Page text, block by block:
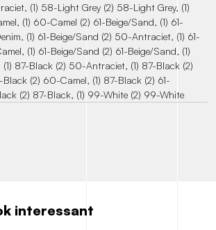
(1) 58-Light Grey (2) 58-Light Grey, (1)
(1) 60-Camel (2) 61-Beige/Sand, (1) 61-
(1) 61-Beige/Sand (2) 50-Antraciet, (1) 61-
(1) 61-Beige/Sand (2) 61-Beige/Sand, (1)
87-Black (2) 50-Antraciet, (1) 87-Black (2)
(2) 60-Camel, (1) 87-Black (2) 61-
(2) 87-Black, (1) 99-White (2) 99-White
interessant